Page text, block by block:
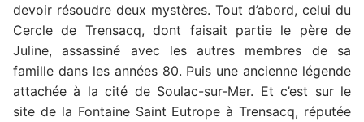
devoir résoudre deux mystères. Tout d’abord, celui du
Cercle de Trensacq, dont faisait partie le père de
Juline, assassiné avec les autres membres de sa
famille dans les années 80. Puis une ancienne légende
attachée à la cité de Soulac-sur-Mer. Et c’est sur le
site de la Fontaine Saint Eutrope à Trensacq, réputée